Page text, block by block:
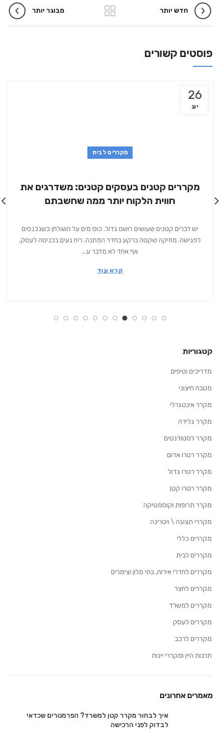
חדש יותר מבוגר יותר
פוסטים קשורים
26
יונ
מקררים לבית
מקררים קטנים בעסקים קטנים: משדרגים את
חווית הלקוח יותר ממה שחשבתם
יש דברים קטנים שעושים רושם גדול. כוס מים על השולחן כשנכנסים
לפגישה. מוזיקה שקטה ברקע בחדר המתנה. ריח נעים בכניסה לעסק.
אף אחד לא מדבר ע...
קרא עוד
קטגוריות
מדריכים וטיפים
מטבח חיצוני
מקרר אינטגרלי
מקרר גלידה
מקרר לסטודנטים
מקרר רטרו אדום
מקרר רטרו גדול
מקרר רטרו קטן
מקרר תרופות וקוסמטיקה
מקררי תצוגה \ ויטרינה
מקררים כללי
מקררים לבית
מקררים לחדרי אירוח, בתי מלון וצימרים
מקררים לחצר
מקררים למשרד
מקררים לעסק
מקררים לרכב
תרבות היין ומקררי יינות
מאמרים אחרונים
איך לבחור מקרר קטן למשרד? הפרמטרים שכדאי
לבדוק לפני הרכישה